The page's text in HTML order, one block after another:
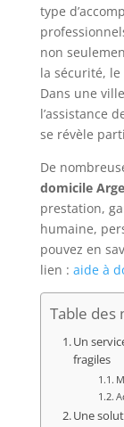
type
non
la sécurité,
Dans une
l’assistance
se révèle
De
domicile
prestation,
humaine,
pouvez en
lien : aide à
Table des
Un
fragiles
Une